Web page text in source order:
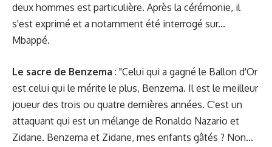
deux hommes est particulière. Après la cérémonie, il
s'est exprimé et a notamment été interrogé sur...
Mbappé.
Le sacre de Benzema : "Celui qui a gagné le Ballon d'Or
est celui qui le mérite le plus, Benzema. Il est le meilleur
joueur des trois ou quatre dernières années. C'est un
attaquant qui est un mélange de Ronaldo Nazario et
Zidane. Benzema et Zidane, mes enfants gâtés ? Non...